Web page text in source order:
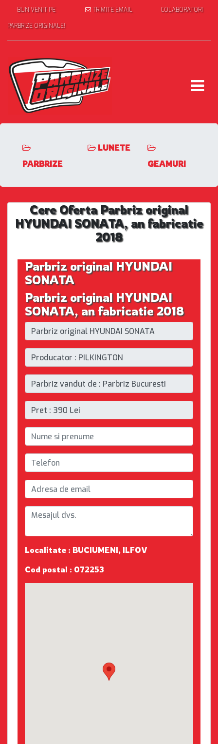
BUN VENIT PE
PARBRIZE ORIGINALE!
TRIMITE EMAIL COLABORATORI
PARBRIZE
LUNETE
GEAMURI
Cere Oferta Parbriz original
HYUNDAI SONATA, an fabricatie
2018
Parbriz original HYUNDAI
SONATA
Parbriz original HYUNDAI
SONATA, an fabricatie 2018
Localitate : BUCIUMENI, ILFOV
Cod postal : 072253